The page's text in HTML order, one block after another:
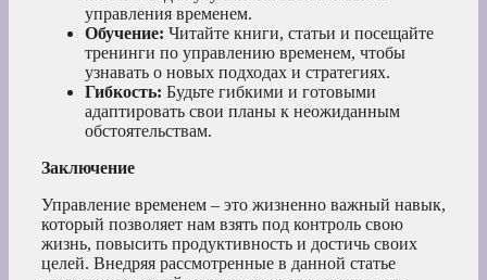
управления временем.
Обучение: Читайте книги, статьи и посещайте
тренинги по управлению временем, чтобы
узнавать о новых подходах и стратегиях.
Гибкость: Будьте гибкими и готовыми
адаптировать свои планы к неожиданным
обстоятельствам.
Заключение
Управление временем – это жизненно важный навык,
который позволяет нам взять под контроль свою
жизнь, повысить продуктивность и достичь своих
целей. Внедряя рассмотренные в данной статье